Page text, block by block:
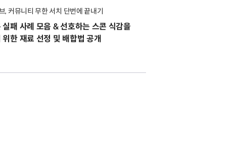
, 커뮤니티 무한 서치 단번에 끝내기
실패 사례 모음 & 선호하는 스콘 식감을
위한 재료 선정 및 배합법 공개